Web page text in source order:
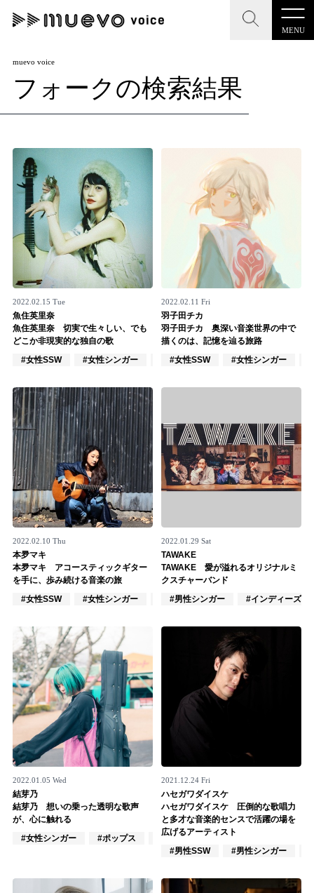
MENU
CLOSE
記事を検索する
人気ワード
#男性SSW #ポップス #ロック
#男性シンガー #HR/HM #女性シンガー
#ヒップホップ #男性シンガーグループ #R&B/ソウル
CLOSE
muevo media
"読者の声を形にする”音楽特化メディア
MENU
記事一覧
プレスリリース一覧
会社概要
お問い合わせ
記事リクエスト
ログイン
LINK
muevoクラウドファンディング
muevoコミュニティ
ぶいクラ！by muevo
ぶいコミュ！by muevo
ぶいマガ！ by muevo
Follow us
Official SNS
muevo voice
フォークの検索結果
2022.02.15 Tue
魚住英里奈
魚住英里奈 切実で生々しい、でも
どこか非現実的な独自の歌
#女性SSW
#女性シンガー #インディーズ
2022.02.11 Fri
羽子田チカ
羽子田チカ 奥深い音楽世界の中で
描くのは、記憶を辿る旅路
#女性SSW
#女性シンガー
2022.02.10 Thu
本夛マキ
本夛マキ アコースティックギター
を手に、歩み続ける音楽の旅
#女性SSW
#女性シンガー #女性シンガーグループ
2022.01.29 Sat
TAWAKE
TAWAKE 愛が溢れるオリジナルミ
クスチャーバンド
#男性シンガー
#インディーズ
2022.01.05 Wed
結芽乃
結芽乃 想いの乗った透明な歌声
が、心に触れる
#女性シンガー
#ポップス #フォーク
2021.12.24 Fri
ハセガワダイスケ
ハセガワダイスケ 圧倒的な歌唱力
と多才な音楽的センスで活躍の場を
広げるアーティスト
#男性SSW
#男性シンガー